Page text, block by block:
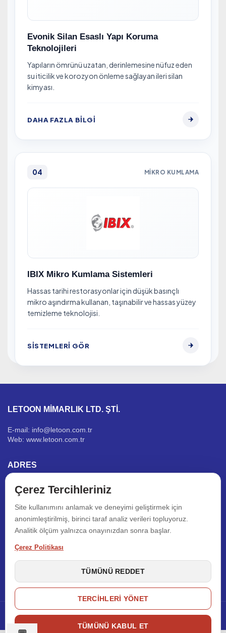
Evonik Silan Esaslı Yapı Koruma
Teknolojileri
Yapıların ömrünü uzatan, derinlemesine nüfuz eden
su iticilik ve korozyon önleme sağlayan ileri silan
kimyası.
DAHA FAZLA BILGI
04 MIKRO KUMLAMA
IBIX Mikro Kumlama Sistemleri
Hassas tarihi restorasyonlar için düşük basınçlı
mikro aşındırma kullanan, taşınabilir ve hassas yüzey
temizleme teknolojisi.
SISTEMLERI GÖR
LETOON MİMARLIK LTD. ŞTİ.
E-mail: info@letoon.com.tr
Web: www.letoon.com.tr
ADRES
YEDPA TİCARET MERKEZİ
G CADDESİ NO: 56
34179 - ATAŞEHİR / İSTANBUL
İLETIŞIM
Tlf: +90 216 471 72 00 (Pbx)
Fax: +90 216 471 76 06
LETOON MİMARLIK 2021 CREATED BYLETOON
🍪
Çerez Tercihleriniz
Site kullanımını anlamak ve deneyimi geliştirmek için
anonimleştirilmiş, birinci taraf analiz verileri topluyoruz.
Analitik ölçüm yalnızca onayınızdan sonra başlar.
Çerez Politikası
TÜMÜNÜ REDDET
TERCIHLERI YÖNET
TÜMÜNÜ KABUL ET